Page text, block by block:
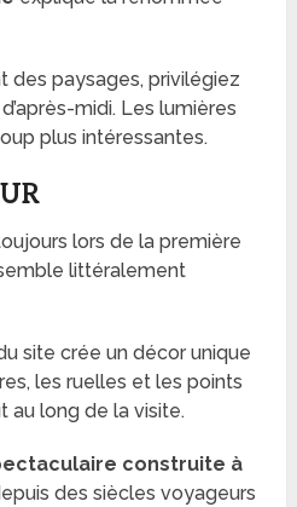
des paysages, privilégiez
midi. Les lumières
plus intéressantes.
lors de la première
littéralement
site crée un décor unique
les ruelles et les points
au long de la visite.
construite à
des siècles voyageurs